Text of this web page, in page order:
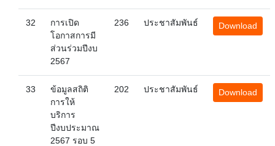
32
การเปิด
โอกาสการมี
ส่วนร่วมปีงบ
2567
236 ประชาสัมพันธ์ Download
33
ข้อมูลสถิติ
การให้
บริการ
ปีงบประมาณ
2567 รอบ 5
202 ประชาสัมพันธ์ Download